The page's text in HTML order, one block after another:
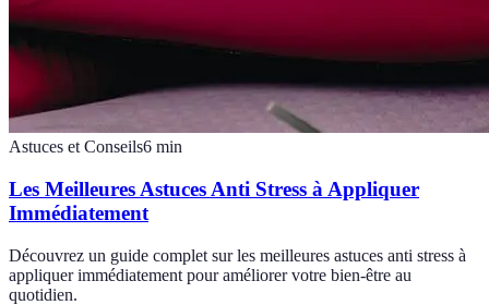
Astuces et Conseils6 min
Les Meilleures Astuces Anti Stress à Appliquer
Immédiatement
Découvrez un guide complet sur les meilleures astuces anti stress à
appliquer immédiatement pour améliorer votre bien-être au
quotidien.